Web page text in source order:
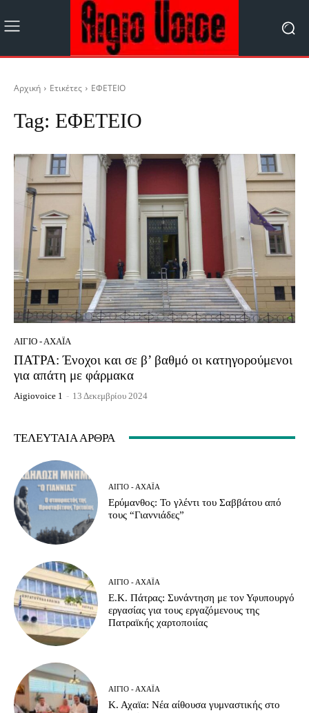
Αρχική Ετικέτες ΕΦΕΤΕΙΟ
Tag: ΕΦΕΤΕΙΟ
ΑΊΓΙΟ - ΑΧΑΪ́Α
ΠΑΤΡΑ: Ένοχοι και σε β’ βαθμό οι κατηγορούμενοι
για απάτη με φάρμακα
Aigiovoice 1 - 13 Δεκεμβρίου 2024
ΤΕΛΕΥΤΑΊΑ ΆΡΘΡΑ
ΑΊΓΙΟ - ΑΧΑΪ́Α
Ερύμανθος: Το γλέντι του Σαββάτου από
τους “Γιαννιάδες”
ΑΊΓΙΟ - ΑΧΑΪ́Α
Ε.Κ. Πάτρας: Συνάντηση με τον Υφυπουργό
εργασίας για τους εργαζόμενους της
Πατραϊκής χαρτοποιίας
ΑΊΓΙΟ - ΑΧΑΪ́Α
Κ. Αχαϊα: Νέα αίθουσα γυμναστικής στο